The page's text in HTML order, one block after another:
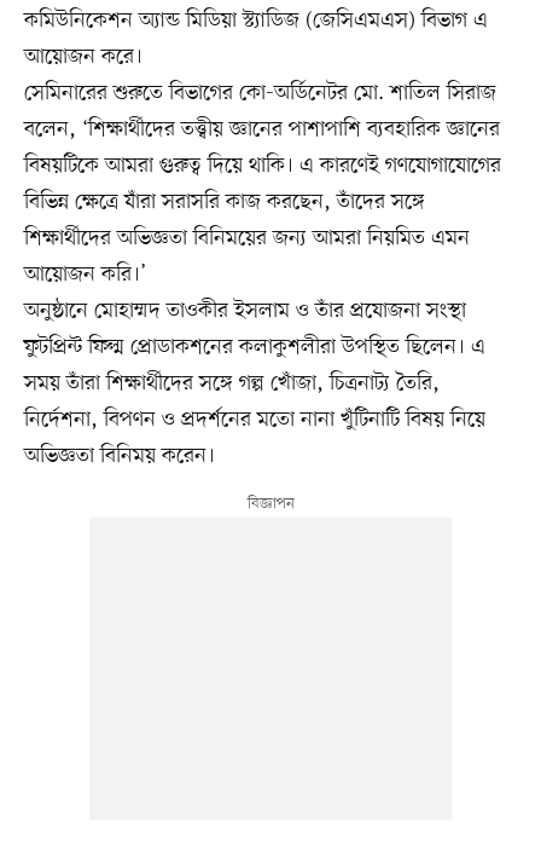
কমিউনিকেশন অ্যান্ড মিডিয়া স্ট্যাডিজ (জেসিএমএস) বিভাগ এ
আয়োজন করে।
সেমিনারের শুরুতে বিভাগের কো-অর্ডিনেটর মো. শাতিল সিরাজ
বলেন, ‘শিক্ষার্থীদের তত্ত্বীয় জ্ঞানের পাশাপাশি ব্যবহারিক জ্ঞানের
বিষয়টিকে আমরা গুরুত্ব দিয়ে থাকি। এ কারণেই গণযোগাযোগের
বিভিন্ন ক্ষেত্রে যাঁরা সরাসরি কাজ করছেন, তাঁদের সঙ্গে
শিক্ষার্থীদের অভিজ্ঞতা বিনিময়ের জন্য আমরা নিয়মিত এমন
আয়োজন করি।’
অনুষ্ঠানে মোহাম্মদ তাওকীর ইসলাম ও তাঁর প্রযোজনা সংস্থা
ফুটপ্রিন্ট ফিল্ম প্রোডাকশনের কলাকুশলীরা উপস্থিত ছিলেন। এ
সময় তাঁরা শিক্ষার্থীদের সঙ্গে গল্প খোঁজা, চিত্রনাট্য তৈরি,
নির্দেশনা, বিপণন ও প্রদর্শনের মতো নানা খুঁটিনাটি বিষয় নিয়ে
অভিজ্ঞতা বিনিময় করেন।